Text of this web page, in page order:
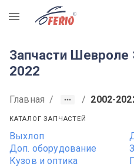
R
Запчасти Шевроле
2022
Главная / / 2002-
КАТАЛОГ ЗАПЧАСТЕЙ
Выхлоп
Доп. оборудование
Кузов и оптика